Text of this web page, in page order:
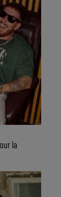
la